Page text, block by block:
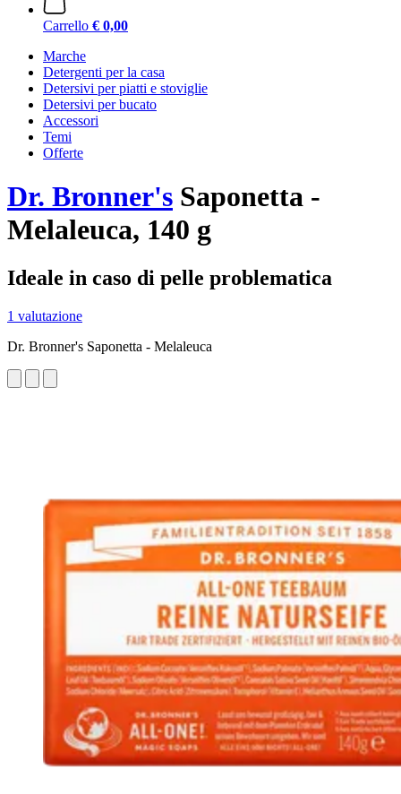
Carrello € 0,00
Marche
Detergenti per la casa
Detersivi per piatti e stoviglie
Detersivi per bucato
Accessori
Temi
Offerte
Dr. Bronner's Saponetta -
Melaleuca, 140 g
Ideale in caso di pelle problematica
1 valutazione
Dr. Bronner's Saponetta - Melaleuca